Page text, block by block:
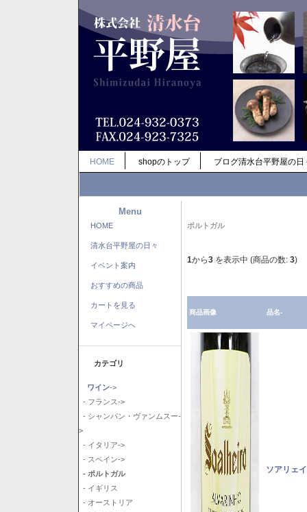
HOME shopのトップ ブログ清水台平野屋の日
Menu
HOME
清水台平野屋の日々
イベント案内
おすすめの商品
カートを見る
マイページへ
カテゴリ
ワイン->
- フランス->
- シャンパン・ヴァンムスー-
>
- イタリア->
- スペイン->
- ポルトガル
- イギリス
- オーストリア
ポルトガル
1から3 を表示中 (商品の数: 3)
商品画像 品名-
ソアリェ